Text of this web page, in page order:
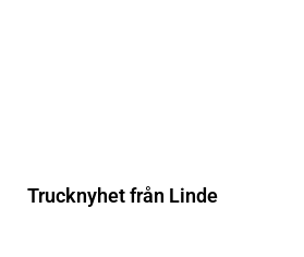
Trucknyhet från Linde